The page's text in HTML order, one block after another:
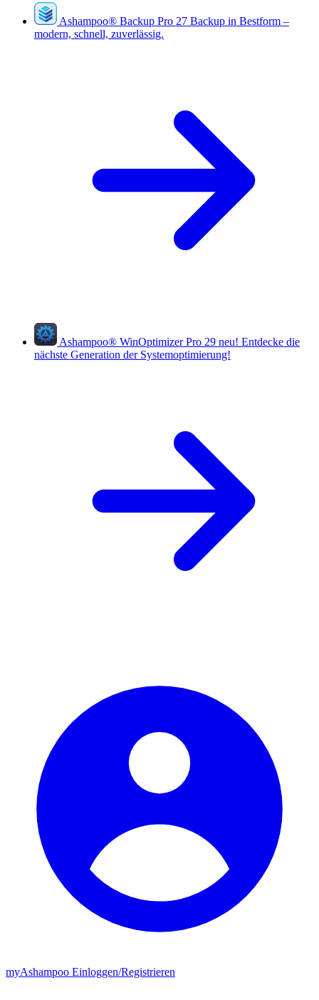
Ashampoo® Backup Pro 27 Backup in Bestform –
modern, schnell, zuverlässig.
Ashampoo® WinOptimizer Pro 29 neu! Entdecke die
nächste Generation der Systemoptimierung!
myAshampoo Einloggen/Registrieren